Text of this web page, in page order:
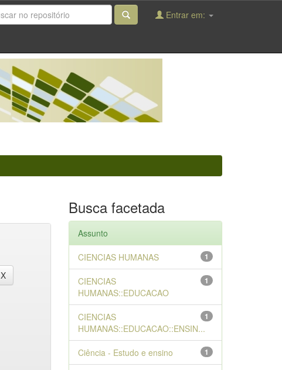
Entrar em:
Busca facetada
Assunto
1
CIENCIAS HUMANAS
1
CIENCIAS
HUMANAS::EDUCACAO
1
CIENCIAS
HUMANAS::EDUCACAO::ENSIN...
1
Ciência - Estudo e ensino